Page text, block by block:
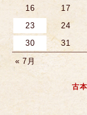
16
17
23
24
30
31
« 7月
古